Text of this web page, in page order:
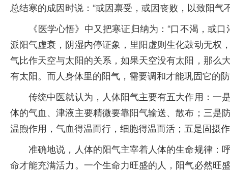
总结寒的成因时说：“或因禀受，或因丧败，以致阳气
《医学心悟》中又把寒证归纳为：“口不渴，或口
派阳气虚衰，阴湿内停证象，里阳虚则生化鼓动无权
气比作天空与太阳的关系，如果天空没有太阳，那么
有太阳。而人身体里的阳气，需要调和才能巩固它的
传统中医就认为，人体阳气主要有五大作用：一
体的气血、津液主要精微要靠阳气输送、散布；三是
温煦作用，气血得温而行，细胞得温而活；五是固摄
准确地说，人体的阳气主宰着人体的生命规律：
命才能充满活力。一个生命力旺盛的人，阳气必然旺